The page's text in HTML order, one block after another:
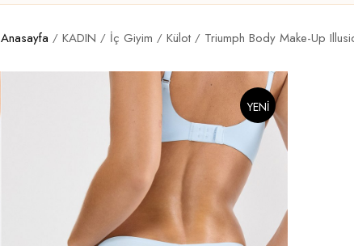
Anasayfa KADIN İç Giyim Külot Triumph Body Make-Up
YENI
ÜRÜN